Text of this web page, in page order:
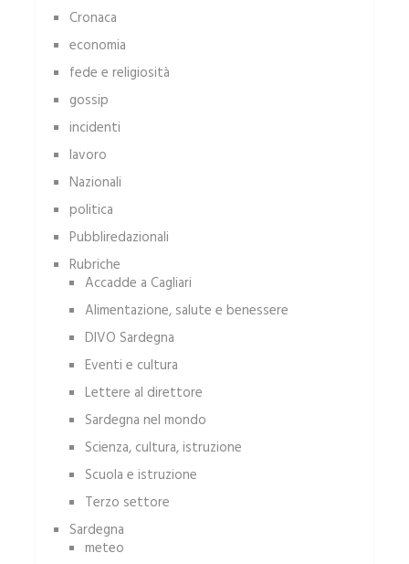
Cronaca
economia
fede e religiosità
gossip
incidenti
lavoro
Nazionali
politica
Pubbliredazionali
Rubriche
Accadde a Cagliari
Alimentazione, salute e benessere
DIVO Sardegna
Eventi e cultura
Lettere al direttore
Sardegna nel mondo
Scienza, cultura, istruzione
Scuola e istruzione
Terzo settore
Sardegna
meteo